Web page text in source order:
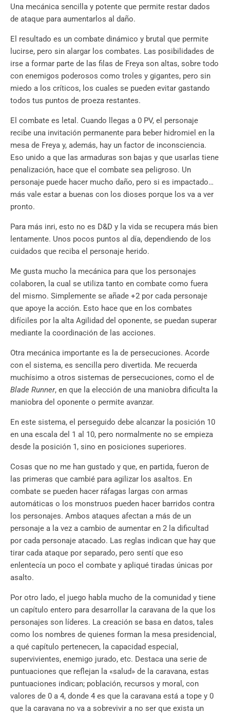
Una mecánica sencilla y potente que permite restar dados
de ataque para aumentarlos al daño.
El resultado es un combate dinámico y brutal que permite
lucirse, pero sin alargar los combates. Las posibilidades de
irse a formar parte de las filas de Freya son altas, sobre todo
con enemigos poderosos como troles y gigantes, pero sin
miedo a los críticos, los cuales se pueden evitar gastando
todos tus puntos de proeza restantes.
El combate es letal. Cuando llegas a 0 PV, el personaje
recibe una invitación permanente para beber hidromiel en la
mesa de Freya y, además, hay un factor de inconsciencia.
Eso unido a que las armaduras son bajas y que usarlas tiene
penalización, hace que el combate sea peligroso. Un
personaje puede hacer mucho daño, pero si es impactado…
más vale estar a buenas con los dioses porque los va a ver
pronto.
Para más inri, esto no es D&D y la vida se recupera más bien
lentamente. Unos pocos puntos al día, dependiendo de los
cuidados que reciba el personaje herido.
Me gusta mucho la mecánica para que los personajes
colaboren, la cual se utiliza tanto en combate como fuera
del mismo. Simplemente se añade +2 por cada personaje
que apoye la acción. Esto hace que en los combates
difíciles por la alta Agilidad del oponente, se puedan superar
mediante la coordinación de las acciones.
Otra mecánica importante es la de persecuciones. Acorde
con el sistema, es sencilla pero divertida. Me recuerda
muchísimo a otros sistemas de persecuciones, como el de
Blade Runner, en que la elección de una maniobra dificulta la
maniobra del oponente o permite avanzar.
En este sistema, el perseguido debe alcanzar la posición 10
en una escala del 1 al 10, pero normalmente no se empieza
desde la posición 1, sino en posiciones superiores.
Cosas que no me han gustado y que, en partida, fueron de
las primeras que cambié para agilizar los asaltos. En
combate se pueden hacer ráfagas largas con armas
automáticas o los monstruos pueden hacer barridos contra
los personajes. Ambos ataques afectan a más de un
personaje a la vez a cambio de aumentar en 2 la dificultad
por cada personaje atacado. Las reglas indican que hay que
tirar cada ataque por separado, pero sentí que eso
enlentecía un poco el combate y apliqué tiradas únicas por
asalto.
Por otro lado, el juego habla mucho de la comunidad y tiene
un capítulo entero para desarrollar la caravana de la que los
personajes son líderes. La creación se basa en datos, tales
como los nombres de quienes forman la mesa presidencial,
a qué capítulo pertenecen, la capacidad especial,
supervivientes, enemigo jurado, etc. Destaca una serie de
puntuaciones que reflejan la «salud» de la caravana, estas
puntuaciones indican; población, recursos y moral, con
valores de 0 a 4, donde 4 es que la caravana está a tope y 0
que la caravana no va a sobrevivir a no ser que exista un